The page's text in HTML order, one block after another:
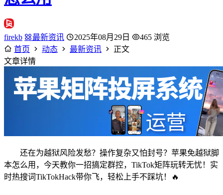
firekb 最新资讯 2025年08月29日
465 浏览
首页
动态 最新资讯
正文
文章详情
还在为越狱风险发愁？操作复杂又怕封号？苹果免越狱脚
本怎么用，今天教你一招搞定群控，TikTok矩阵玩转无忧！实
时热搜词TikTokHack带你飞，轻松上手不踩坑！🔥